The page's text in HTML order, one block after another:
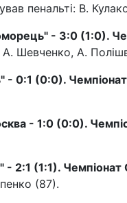
пенальті: В.
- 3:0 (1:0).
А. Шевченко, А.
- 0:1 (0:0).
- 1:0 (0:0).
2:1 (1:1). Чемпіонат
(87).